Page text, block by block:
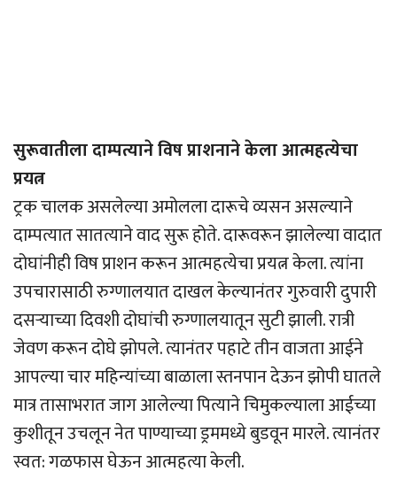
सुरूवातीला दाम्पत्याने विष प्राशनाने केला आत्महत्येचा
प्रयत्न
ट्रक चालक असलेल्या अमोलला दारूचे व्यसन असल्याने
दाम्पत्यात सातत्याने वाद सुरू होते. दारूवरून झालेल्या वादात
दोघांनीही विष प्राशन करून आत्महत्येचा प्रयत्न केला. त्यांना
उपचारासाठी रुग्णालयात दाखल केल्यानंतर गुरुवारी दुपारी
दसर्‍याच्या दिवशी दोघांची रुग्णालयातून सुटी झाली. रात्री
जेवण करून दोघे झोपले. त्यानंतर पहाटे तीन वाजता आईने
आपल्या चार महिन्यांच्या बाळाला स्तनपान देऊन झोपी घातले
मात्र तासाभरात जाग आलेल्या पित्याने चिमुकल्याला आईच्या
कुशीतून उचलून नेत पाण्याच्या ड्रममध्ये बुडवून मारले. त्यानंतर
स्वत: गळफास घेऊन आत्महत्या केली.